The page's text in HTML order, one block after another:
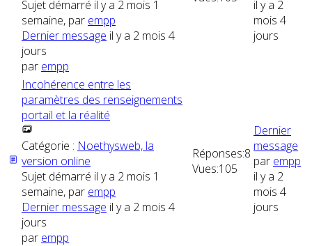
Sujet démarré il y a 2 mois 1
semaine, par empp
Dernier message il y a 2 mois 4
jours
par empp
il y a 2
mois 4
jours
Incohérence entre les
paramètres des renseignements
portail et la réalité
Catégorie : Noethysweb, la
version online
Sujet démarré il y a 2 mois 1
semaine, par empp
Dernier message il y a 2 mois 4
jours
par empp
Réponses:8
Vues:105
Dernier
message
par empp
il y a 2
mois 4
jours